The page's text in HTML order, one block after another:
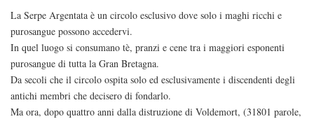
La Serpe Argentata è un circolo esclusivo dove solo i maghi ricchi e
purosangue possono accedervi.
In quel luogo si consumano tè, pranzi e cene tra i maggiori esponenti
purosangue di tutta la Gran Bretagna.
Da secoli che il circolo ospita solo ed esclusivamente i discendenti degli
antichi membri che decisero di fondarlo.
Ma ora, dopo quattro anni dalla distruzione di Voldemort, (31801 parole,